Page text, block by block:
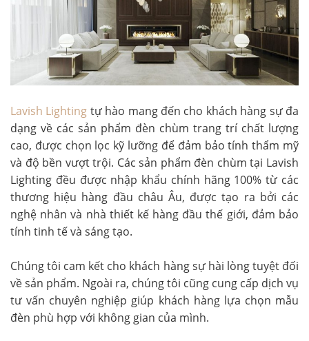
Lavish Lighting tự hào mang đến cho khách hàng sự đa
dạng về các sản phẩm đèn chùm trang trí chất lượng
cao, được chọn lọc kỹ lưỡng để đảm bảo tính thẩm mỹ
và độ bền vượt trội. Các sản phẩm đèn chùm tại Lavish
Lighting đều được nhập khẩu chính hãng 100% từ các
thương hiệu hàng đầu châu Âu, được tạo ra bởi các
nghệ nhân và nhà thiết kế hàng đầu thế giới, đảm bảo
tính tinh tế và sáng tạo.
Chúng tôi cam kết cho khách hàng sự hài lòng tuyệt đối
về sản phẩm. Ngoài ra, chúng tôi cũng cung cấp dịch vụ
tư vấn chuyên nghiệp giúp khách hàng lựa chọn mẫu
đèn phù hợp với không gian của mình.